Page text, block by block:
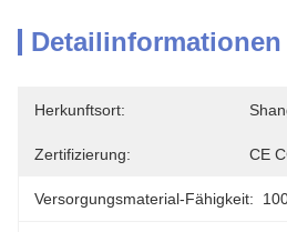
Detailinformationen
Herkunftsort:
Zertifizierung: CE
Versorgungsmaterial-Fähigkeit: